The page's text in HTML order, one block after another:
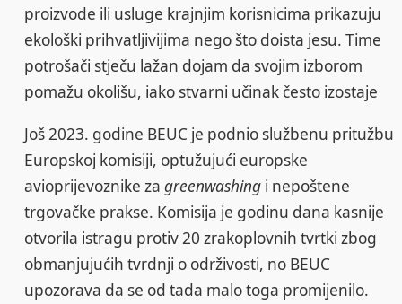
proizvode ili usluge krajnjim korisnicima prikazuju
ekološki prihvatljivijima nego što doista jesu. Time
potrošači stječu lažan dojam da svojim izborom
pomažu okolišu, iako stvarni učinak često izostaje
Još 2023. godine BEUC je podnio službenu pritužbu
Europskoj komisiji, optužujući europske
avioprijevoznike zagreenwashing i nepoštene
trgovačke prakse. Komisija je godinu dana kasnije
otvorila istragu protiv 20 zrakoplovnih tvrtki zbog
obmanjujućih tvrdnji o održivosti, no BEUC
upozorava da se od tada malo toga promijenilo.